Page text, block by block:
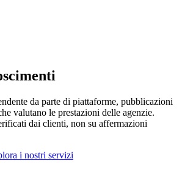
da parte di piattaforme, pubblicazioni
valutano le prestazioni delle agenzie.
dai clienti, non su affermazioni
i nostri servizi